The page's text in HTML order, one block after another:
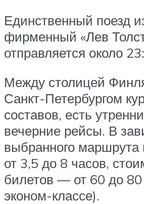
Единственный поезд
фирменный «Лев
отправляется около
Между столицей
Санкт-Петербургом
составов, есть
вечерние рейсы. В
выбранного маршрута
от 3,5 до 8 часов,
билетов — от 60 до 80
эконом-классе).